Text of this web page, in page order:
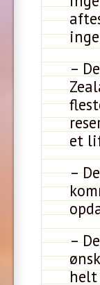
–
et
–
–
helt